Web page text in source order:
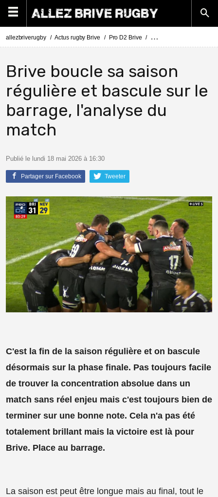
allezbriverugby Actus rugby Brive Pro D2 Brive Pro D2 Brive - Nevers :
Brive boucle sa saison
régulière et bascule sur le
barrage, l'analyse du
match
Publié le lundi 18 mai 2026 à 16:30
Partager sur Facebook Tweeter
C'est la fin de la saison régulière et on bascule
désormais sur la phase finale. Pas toujours facile
de trouver la concentration absolue dans un
match sans réel enjeu mais c'est toujours bien de
terminer sur une bonne note. Cela n'a pas été
totalement brillant mais la victoire est là pour
Brive. Place au barrage.
La saison est peut être longue mais au final, tout le